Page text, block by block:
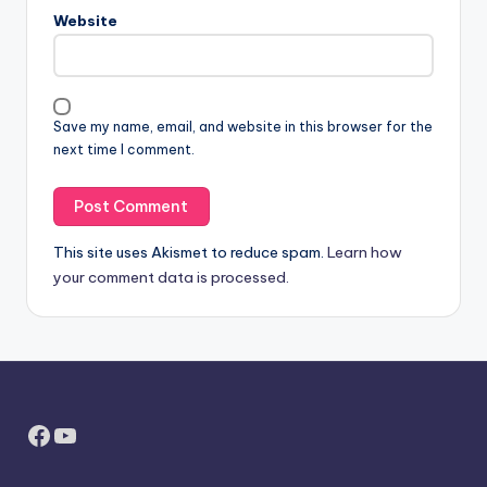
Website
Save my name, email, and website in this browser for the
next time I comment.
This site uses Akismet to reduce spam. Learn how
your comment data is processed.
Facebook
YouTube